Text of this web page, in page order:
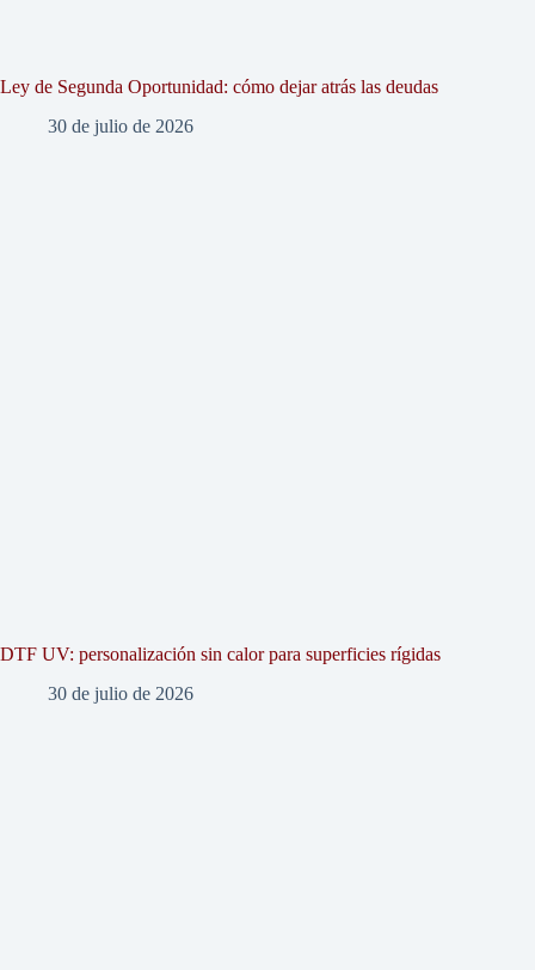
Ley de Segunda Oportunidad: cómo dejar atrás las deudas
30 de julio de 2026
DTF UV: personalización sin calor para superficies rígidas
30 de julio de 2026